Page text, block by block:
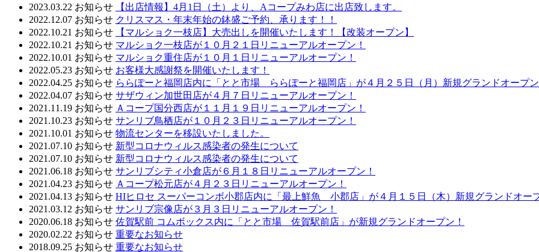
2023.03.22 お知らせ
【出店情報】4月1日（土）より、Aコープみわ店に出店致します。
2022.12.07 お知らせ クリスマス・年末年始の鉢盛ご予約、承ります！！
2022.10.21 お知らせ
【マルショク一枝店】大売出しを開催いたします！【改装オープン】
2022.10.21 お知らせ マルショク一枝店が１０月２１日リニューアルオープン！
2022.10.01 お知らせ マルショク重住店が１０月１日リニューアルオープン！
2022.05.23 お知らせ お客様大感謝祭を開催いたします！
2022.04.25 お知らせ ららぽーと福岡店内に「とと市場 ららぽーと福岡店」が４月２５日（月）新規グランドオープ
2022.04.07 お知らせ サザウィン加世田店が４月７日リニューアルオープン！
2021.11.19 お知らせ Ａコープ国分西店が１１月１９日リニューアルオープン！
2021.10.23 お知らせ サンリブ鳥栖店が１０月２３日リニューアルオープン！
2021.10.01 お知らせ 物流センターを移設いたしました。
2021.07.10 お知らせ 新型コロナウィルス感染者の発生について
2021.07.10 お知らせ 新型コロナウィルス感染者の発生について
2021.06.18 お知らせ サンリブシティ小倉店が６月１８日リニューアルオープン！
2021.04.23 お知らせ Ａコープ松元店が４月２３日リニューアルオープン！
2021.04.13 お知らせ HIヒロセ スーパーコンボ小郡店内に「最上鮮魚 小郡店」が４月１５日（木）新規グランドオー
2021.03.12 お知らせ サンリブ宗像店が３月３日リニューアルオープン！
2020.06.18 お知らせ 佐賀駅前 コムボックス内に「とと市場 佐賀駅前店」が新規グランドオープン！
2020.02.22 お知らせ 重要なお知らせ
2018.09.25 お知らせ 重要なお知らせ